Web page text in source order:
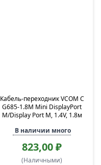
Кабель-переходник VCOM C
G685-1.8M Mini DisplayPort
M/Display Port M, 1.4V, 1.8м
В наличии много
823,00 ₽
(Наличными)